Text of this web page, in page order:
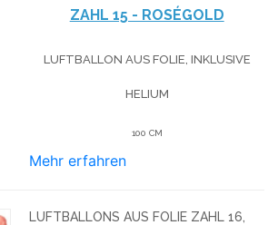
ZAHL 15 - ROSÉGOLD
LUFTBALLON AUS FOLIE, INKLUSIVE
HELIUM
100 CM
Mehr erfahren
LUFTBALLONS AUS FOLIE ZAHL 16,